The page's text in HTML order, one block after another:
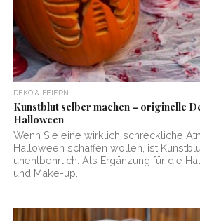
DEKO & FEIERN
Kunstblut selber machen – originelle
Halloween
Wenn Sie eine wirklich schreckliche
Halloween schaffen wollen, ist
unentbehrlich. Als Ergänzung für die
und Make-up...